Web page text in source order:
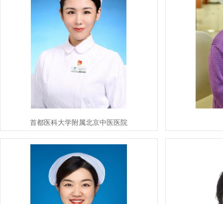
首都医科大学附属北京中医医院